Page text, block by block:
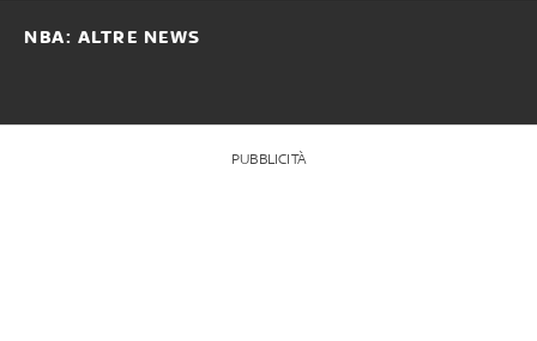
NBA: ALTRE NEWS
PUBBLICITÀ